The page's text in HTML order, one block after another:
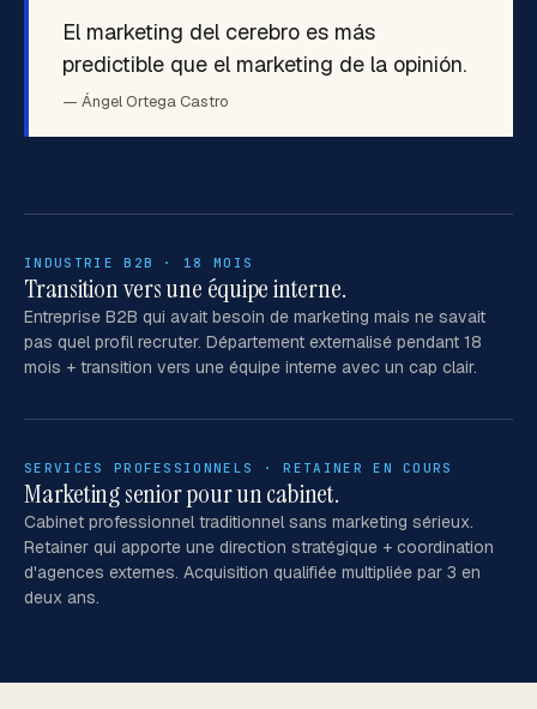
El marketing del cerebro es más
predictible que el marketing de la opinión.
— Ángel Ortega Castro
INDUSTRIE B2B · 18 MOIS
Transition vers une équipe interne.
Entreprise B2B qui avait besoin de marketing mais ne savait
pas quel profil recruter. Département externalisé pendant 18
mois + transition vers une équipe interne avec un cap clair.
SERVICES PROFESSIONNELS · RETAINER EN COURS
Marketing senior pour un cabinet.
Cabinet professionnel traditionnel sans marketing sérieux.
Retainer qui apporte une direction stratégique + coordination
d'agences externes. Acquisition qualifiée multipliée par 3 en
deux ans.